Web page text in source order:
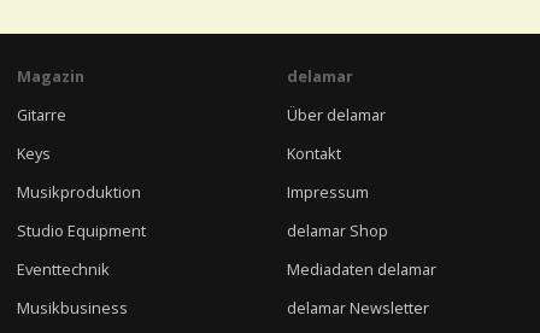
Magazin
Gitarre
Keys
Musikproduktion
Studio Equipment
Eventtechnik
Musikbusiness
delamar
Über delamar
Kontakt
Impressum
delamar Shop
Mediadaten delamar
delamar Newsletter